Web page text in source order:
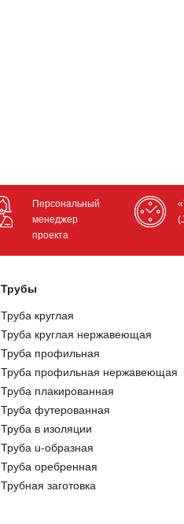
Персональный
менеджер
проекта
Трубы
Труба круглая
Труба круглая нержавеющая
Труба профильная
Труба профильная нержавеющая
Труба плакированная
Труба футерованная
Труба в изоляции
Труба u-образная
Труба оребренная
Трубная заготовка